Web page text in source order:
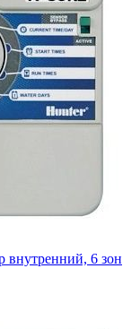
внутренний, 6 зон